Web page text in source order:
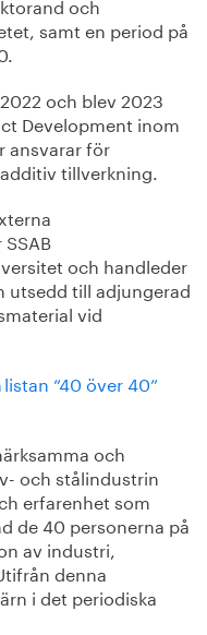
samt en period på
och blev 2023
Development inom
ansvarar för
tillverkning.
och handleder
utsedd till adjungerad
vid
“40 över 40”
och
och stålindustrin
erfarenhet som
de 40 personerna på
av industri,
denna
i det periodiska